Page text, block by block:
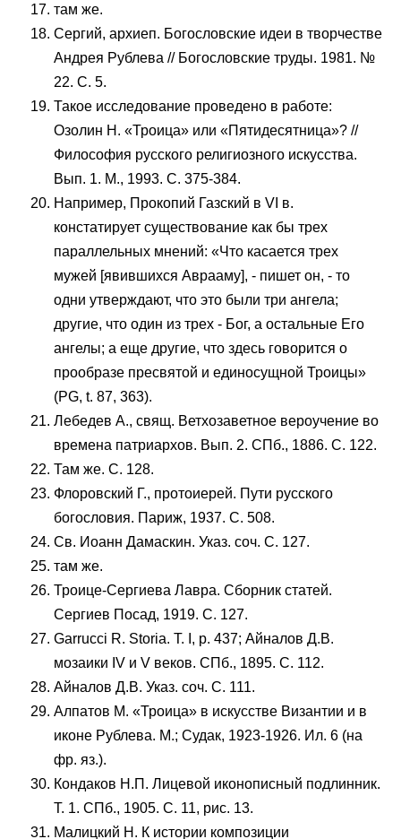
там же.
Сергий, архиеп. Богословские идеи в творчестве
Андрея Рублева // Богословские труды. 1981. №
22. С. 5.
Такое исследование проведено в работе:
Озолин Н. «Троица» или «Пятидесятница»? //
Философия русского религиозного искусства.
Вып. 1. М., 1993. С. 375-384.
Например, Прокопий Газский в VI в.
констатирует существование как бы трех
параллельных мнений: «Что касается трех
мужей [явившихся Аврааму], - пишет он, - то
одни утверждают, что это были три ангела;
другие, что один из трех - Бог, а остальные Его
ангелы; а еще другие, что здесь говорится о
прообразе пресвятой и единосущной Троицы»
(PG, t. 87, 363).
Лебедев А., свящ. Ветхозаветное вероучение во
времена патриархов. Вып. 2. СПб., 1886. С. 122.
Там же. С. 128.
Флоровский Г., протоиерей. Пути русского
богословия. Париж, 1937. С. 508.
Св. Иоанн Дамаскин. Указ. соч. С. 127.
там же.
Троице-Сергиева Лавра. Сборник статей.
Сергиев Посад, 1919. С. 127.
Garrucci R. Storia. Т. I, p. 437; Айналов Д.В.
мозаики IV и V веков. СПб., 1895. С. 112.
Айналов Д.В. Указ. соч. С. 111.
Алпатов М. «Троица» в искусстве Византии и в
иконе Рублева. М.; Судак, 1923-1926. Ил. 6 (на
фр. яз.).
Кондаков Н.П. Лицевой иконописный подлинник.
Т. 1. СПб., 1905. С. 11, рис. 13.
Малицкий Н. К истории композиции